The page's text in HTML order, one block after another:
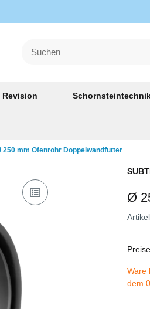
Revision
250 mm Ofenrohr Doppelwandfutter
Ø
Ware
dem